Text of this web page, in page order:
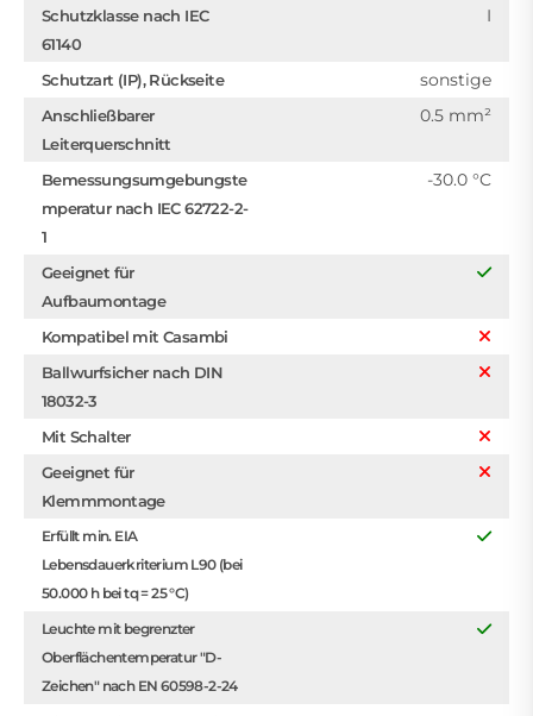
Schutzklasse nach IEC
61140
I
Schutzart (IP), Rückseite sonstige
Anschließbarer
Leiterquerschnitt
0.5 mm²
Bemessungsumgebungste
mperatur nach IEC 62722-2-
1
-30.0 °C
Geeignet für
Aufbaumontage
Kompatibel mit Casambi
Ballwurfsicher nach DIN
18032-3
Mit Schalter
Geeignet für
Klemmmontage
Erfüllt min. EIA
Lebensdauerkriterium L90 (bei
50.000 h bei tq = 25 °C)
Leuchte mit begrenzter
Oberflächentemperatur "D-
Zeichen" nach EN 60598-2-24